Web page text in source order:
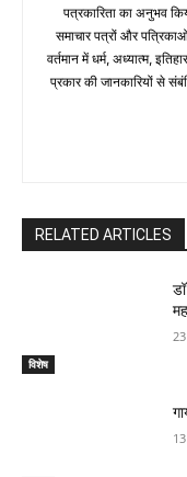
पत्रकारिता का अनुभव
समाचार पत्रों और
वर्तमान में धर्म, अध्यात्म,
प्रकार की जानकारियों से
RELATED ARTICLES
विशेष